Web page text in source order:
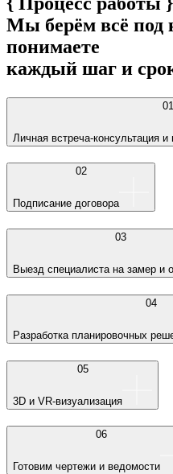
Мы берём всё
понимаете
каждый шаг и
01
Личная встреча-консультация
02
Подписание договора
03
Выезд специалиста на замер и
04
Разработка планировочных
05
3D и VR-визуализация
06
Готовим чертежи и ведомости